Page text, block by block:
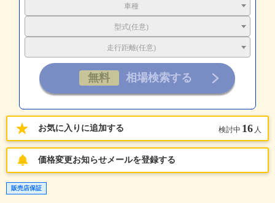
車種
型式(任意)
走行距離(任意)
お気に入りに追加する 検討中 16 人
価格変更お知らせメールを登録する
販売店保証